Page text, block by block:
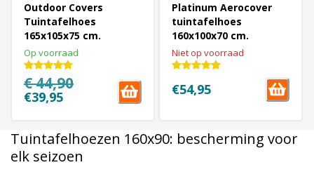
Outdoor Covers
Tuintafelhoes
165x105x75 cm.
Op voorraad
€ 44,90
€39,95
Platinum Aerocover
tuintafelhoes
160x100x70 cm.
Niet op voorraad
€54,95
Tuintafelhoezen 160x90: bescherming voor
elk seizoen